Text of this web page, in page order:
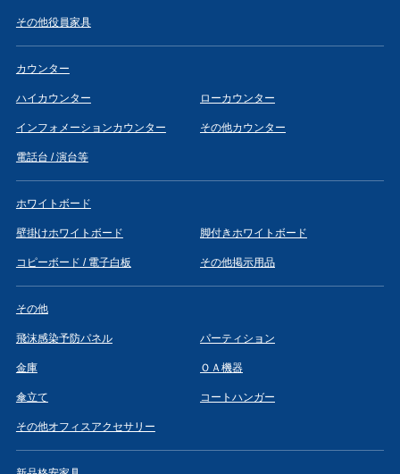
その他役員家具
カウンター
ハイカウンター ローカウンター
インフォメーションカウンター その他カウンター
電話台 / 演台等
ホワイトボード
壁掛けホワイトボード 脚付きホワイトボード
コピーボード / 電子白板 その他掲示用品
その他
飛沫感染予防パネル パーティション
金庫 ＯＡ機器
傘立て コートハンガー
その他オフィスアクセサリー